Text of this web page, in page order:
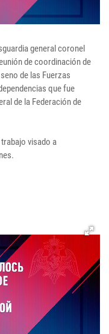
general coronel
de coordinación de
de las Fuerzas
que fue
de la Federación de
visado a